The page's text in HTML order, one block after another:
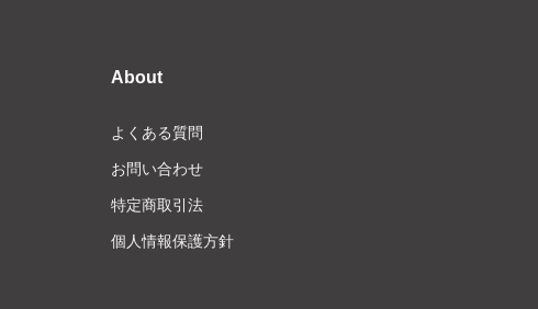
About
よくある質問
お問い合わせ
特定商取引法
個人情報保護方針